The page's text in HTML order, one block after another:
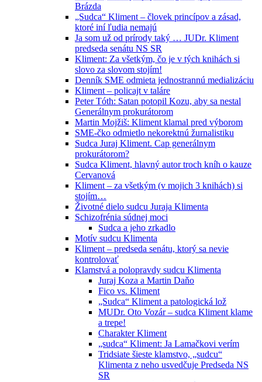
Brázda
„Sudca“ Kliment – človek princípov a zásad,
ktoré iní ľudia nemajú
Ja som už od prírody taký … JUDr. Kliment
predseda senátu NS SR
Kliment: Za všetkým, čo je v tých knihách si
slovo za slovom stojím!
Denník SME odmieta jednostrannú medializáciu
Kliment – policajt v taláre
Peter Tóth: Satan potopil Kozu, aby sa nestal
Generálnym prokurátorom
Martin Mojžiš: Kliment klamal pred výborom
SME-čko odmietlo nekorektnú žurnalistiku
Sudca Juraj Kliment. Cap generálnym
prokurátorom?
Sudca Kliment, hlavný autor troch kníh o kauze
Cervanová
Kliment – za všetkým (v mojich 3 knihách) si
stojím…
Životné dielo sudcu Juraja Klimenta
Schizofrénia súdnej moci
Sudca a jeho zrkadlo
Motív sudcu Klimenta
Kliment – predseda senátu, ktorý sa nevie
kontrolovať
Klamstvá a polopravdy sudcu Klimenta
Juraj Koza a Martin Daňo
Fico vs. Kliment
„Sudca“ Kliment a patologická lož
MUDr. Oto Vozár – sudca Kliment klame
a trepe!
Charakter Kliment
„sudca“ Kliment: Ja Lamačkovi verím
Tridsiate šieste klamstvo, „sudcu“
Klimenta z neho usvedčuje Predseda NS
SR